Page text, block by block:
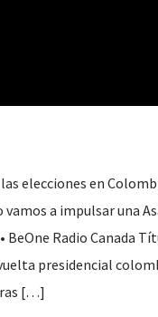
elecciones en
vamos a impulsar una
• BeOne Radio Canada
presidencial
[…]